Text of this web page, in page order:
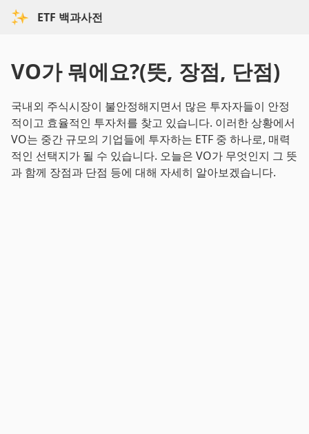
ETF 백과사전
VO가 뭐에요?(뜻, 장점, 단점)
국내외 주식시장이 불안정해지면서 많은 투자자들이 안정
적이고 효율적인 투자처를 찾고 있습니다. 이러한 상황에서
VO는 중간 규모의 기업들에 투자하는 ETF 중 하나로, 매력
적인 선택지가 될 수 있습니다. 오늘은 VO가 무엇인지 그 뜻
과 함께 장점과 단점 등에 대해 자세히 알아보겠습니다.